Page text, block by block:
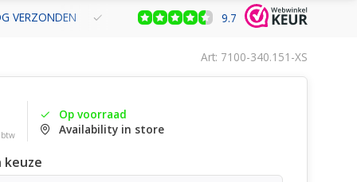
VERZONDEN GRATIS VERZENDING VANAF € 100 BINNEN
9.7
Art: 7100-340.151-XS
btw
Op voorraad
Availability in store
keuze